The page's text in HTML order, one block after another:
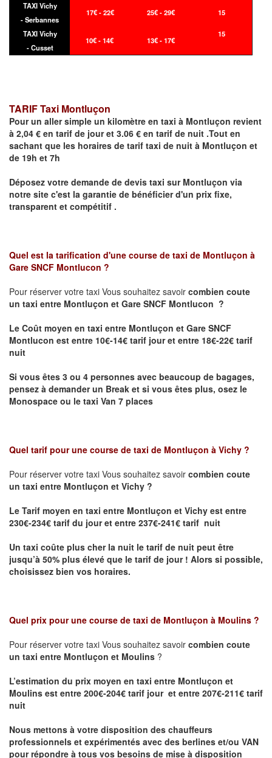
TAXI Vichy
- Serbannes
17€ - 22€ 25€ - 29€ 15
TAXI Vichy
- Cusset
10€ - 14€ 13€ - 17€
15
TARIF Taxi Montluçon
Pour un aller simple un kilomètre en taxi à Montluçon revient
à 2,04 € en tarif de jour et 3.06 € en tarif de nuit .Tout en
sachant que les horaires de tarif taxi de nuit à Montluçon et
de 19h et 7h
Déposez votre demande de devis taxi sur Montluçon via
notre site c'est la garantie de bénéficier d'un prix fixe,
transparent et compétitif .
Quel est la tarification d'une course de taxi de Montluçon à
Gare SNCF Montlucon ?
Pour réserver votre taxi Vous souhaitez savoir combien coute
un taxi entre Montluçon et Gare SNCF Montlucon ?
Le Coût moyen en taxi entre Montluçon et Gare SNCF
Montlucon est entre 10€-14€ tarif jour et entre 18€-22€ tarif
nuit
Si vous êtes 3 ou 4 personnes avec beaucoup de bagages,
pensez à demander un Break et si vous êtes plus, osez le
Monospace ou le taxi Van 7 places
Quel tarif pour une course de taxi de Montluçon à Vichy ?
Pour réserver votre taxi Vous souhaitez savoir combien coute
un taxi entre Montluçon et Vichy ?
Le Tarif moyen en taxi entre Montluçon et Vichy est entre
230€-234€ tarif du jour et entre 237€-241€ tarif nuit
Un taxi coûte plus cher la nuit le tarif de nuit peut être
jusqu’à 50% plus élevé que le tarif de jour ! Alors si possible,
choisissez bien vos horaires.
Quel prix pour une course de taxi de Montluçon à Moulins ?
Pour réserver votre taxi Vous souhaitez savoir combien coute
un taxi entre Montluçon et Moulins ?
L’estimation du prix moyen en taxi entre Montluçon et
Moulins est entre 200€-204€ tarif jour et entre 207€-211€ tarif
nuit
Nous mettons à votre disposition des chauffeurs
professionnels et expérimentés avec des berlines et/ou VAN
pour répondre à tous vos besoins de mise à disposition